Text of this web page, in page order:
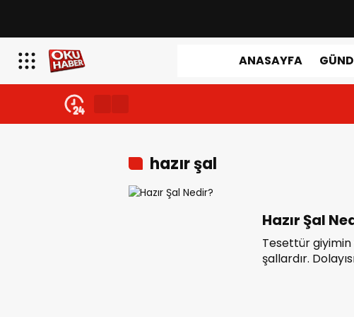
ANASAYFA
hazır şal
Hazır Şal
Tesettür
şallardır.